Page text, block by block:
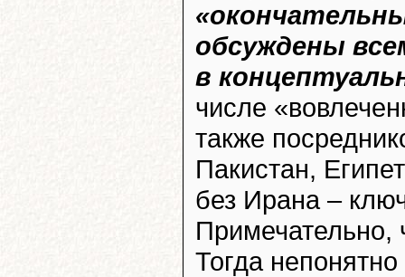
обсуждены
в
числе
также
Пакистан,
без Ирана –
Примечательно,
Тогда